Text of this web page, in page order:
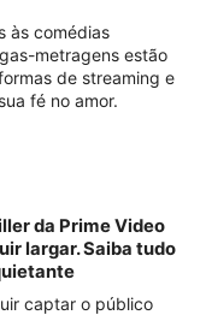
às comédias
metragens estão
de streaming e
fé no amor.
da Prime Video
largar. Saiba tudo
captar o público